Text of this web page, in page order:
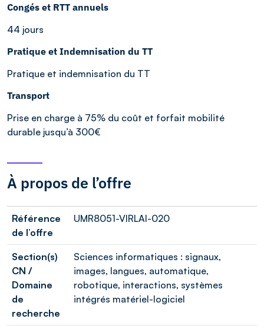
Congés et RTT annuels
44 jours
Pratique et Indemnisation du TT
Pratique et indemnisation du TT
Transport
Prise en charge à 75% du coût et forfait mobilité
durable jusqu’à 300€
À propos de l’offre
Référence
de l’offre
UMR8051-VIRLAI-020
Section(s)
CN /
Domaine
de
recherche
Sciences informatiques : signaux,
images, langues, automatique,
robotique, interactions, systèmes
intégrés matériel-logiciel